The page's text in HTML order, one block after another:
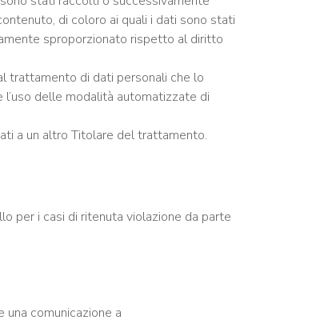
di coloro ai quali i dati sono stati
sproporzionato rispetto al diritto
trattamento di dati personali che lo
l’uso delle modalità automatizzate di
a un altro Titolare del trattamento.
per i casi di ritenuta violazione da parte
comunicazione a